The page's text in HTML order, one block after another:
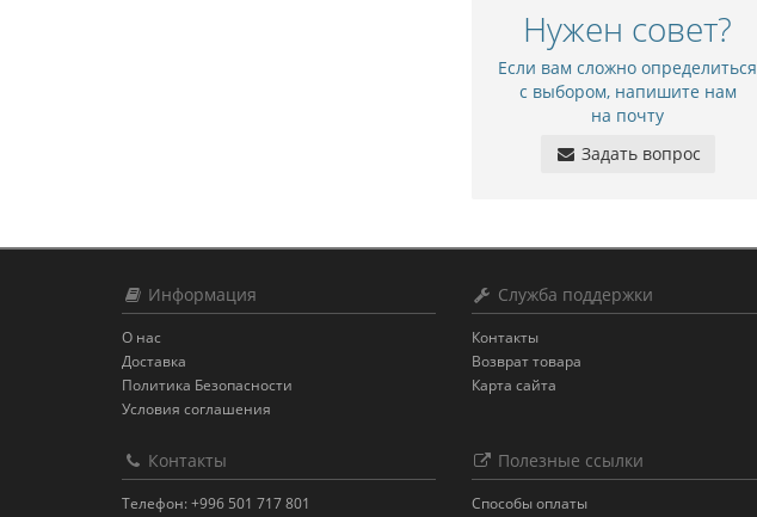
Нужен совет?
Если вам сложно определиться
с выбором, напишите нам
на почту
Задать вопрос
Информация
О нас
Доставка
Политика Безопасности
Условия соглашения
Служба поддержки
Контакты
Возврат товара
Карта сайта
Контакты
Телефон: +996 501 717 801
Полезные ссылки
Способы оплаты